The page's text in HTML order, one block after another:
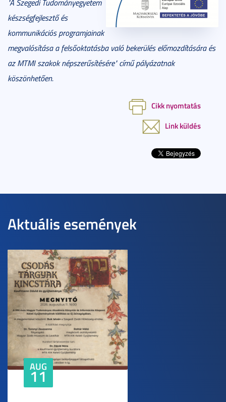
"A Szegedi Tudományegyetem
készségfejlesztő és
kommunikációs programjainak
megvalósítása a felsőoktatásba való bekerülés előmozdítására és
az MTMI szakok népszerűsítésére" című pályázatnak
köszönhetően.
Cikk nyomtatás
Link küldés
Aktuális események
AUG
11